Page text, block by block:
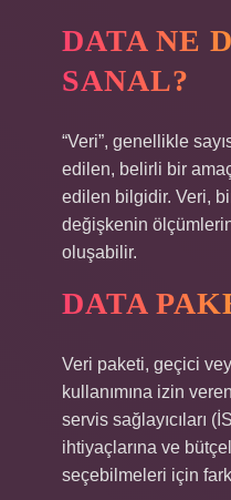
DATA NE
SANAL?
“Veri”, genellikle
edilen, belirli bir
edilen bilgidir. Veri,
değişkenin
oluşabilir.
DATA
Veri paketi, geçici
kullanımına izin
servis sağlayıcıları
ihtiyaçlarına ve
seçebilmeleri için